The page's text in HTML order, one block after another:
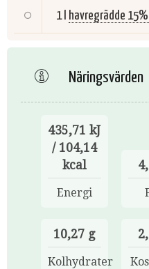
1 l havregrädde
Näringsvärden
435,71 kJ
/ 104,14
kcal
Energi
10,27 g
Kolhydrater